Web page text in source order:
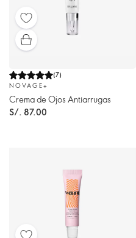
(7)
NOVAGE+
Crema de Ojos Antiarrugas
S/. 87.00